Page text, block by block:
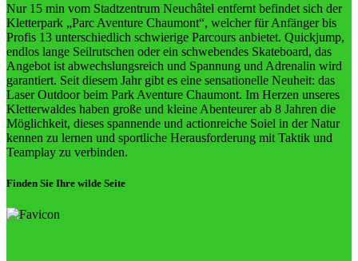
Nur 15 min vom Stadtzentrum Neuchâtel entfernt befindet sich der
Kletterpark „Parc Aventure Chaumont“, welcher für Anfänger bis
Profis 13 unterschiedlich schwierige Parcours anbietet. Quickjump,
endlos lange Seilrutschen oder ein schwebendes Skateboard, das
Angebot ist abwechslungsreich und Spannung und Adrenalin wird
garantiert. Seit diesem Jahr gibt es eine sensationelle Neuheit: das
Laser Outdoor beim Park Aventure Chaumont. Im Herzen unseres
Kletterwaldes haben große und kleine Abenteurer ab 8 Jahren die
Möglichkeit, dieses spannende und actionreiche Soiel in der Natur
kennen zu lernen und sportliche Herausforderung mit Taktik und
Teamplay zu verbinden.
Finden Sie Ihre wilde Seite